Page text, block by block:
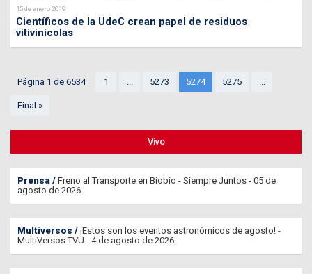
15 de enero 2019
Científicos de la UdeC crean papel de residuos
vitivinícolas
Página 1 de 6534 1 ... 5273 5274 5275 ...
Final »
Vivo
Prensa
Freno al Transporte en Biobío - Siempre Juntos - 05 de
agosto de 2026
Multiversos
¡Estos son los eventos astronómicos de agosto! -
MultiVersos TVU - 4 de agosto de 2026